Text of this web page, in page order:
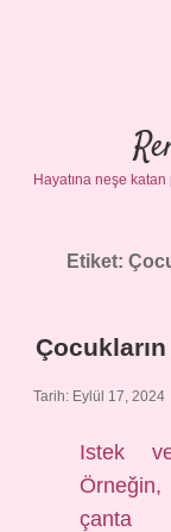
Hayatına neşe
Etiket:
Tarih: Eylül 17, 2024
Istek